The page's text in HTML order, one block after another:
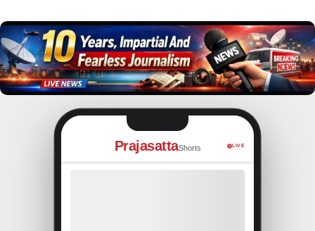
PrajasattaShorts LIVE